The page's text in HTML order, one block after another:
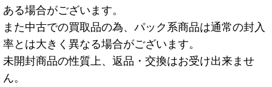
ある場合がございます。
また中古での買取品の為、パック系商品は通常の封入
率とは大きく異なる場合がございます。
未開封商品の性質上、返品・交換はお受け出来ませ
ん。